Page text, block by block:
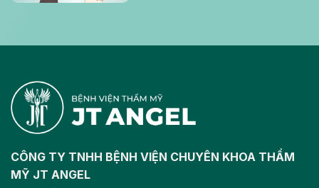
CÔNG TY TNHH BỆNH VIỆN CHUYÊN KHOA THẨM
MỸ JT ANGEL